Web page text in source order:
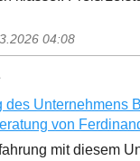
04:08
des Unternehmens
von
mit diesem